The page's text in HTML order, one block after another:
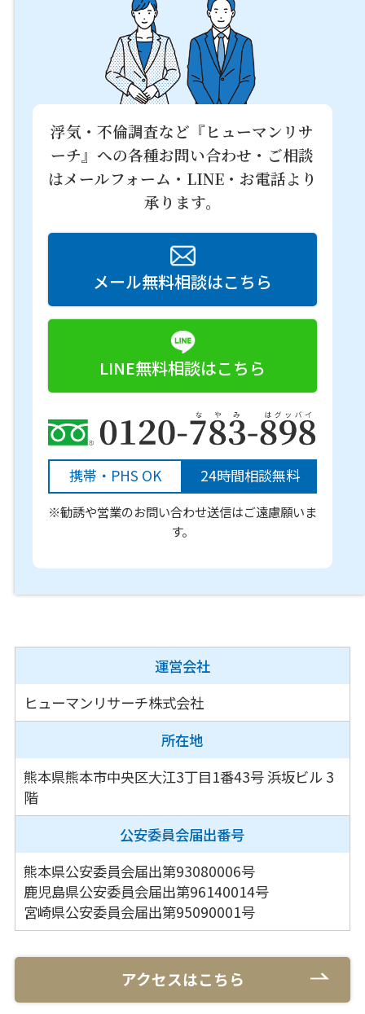
浮気・不倫調査など『ヒューマンリサ
ーチ』への各種お問い合わせ・ご相談
はメールフォーム・LINE・お電話より
承ります。
メール無料相談はこちら
LINE無料相談はこちら
携帯・PHS OK 24時間相談無料
※勧誘や営業のお問い合わせ送信はご遠慮願いま
す。
運営会社
ヒューマンリサーチ株式会社
所在地
熊本県熊本市中央区大江3丁目1番43号浜坂ビル 3
階
公安委員会届出番号
熊本県公安委員会届出第93080006号
鹿児島県公安委員会届出第96140014号
宮崎県公安委員会届出第95090001号
アクセスはこちら